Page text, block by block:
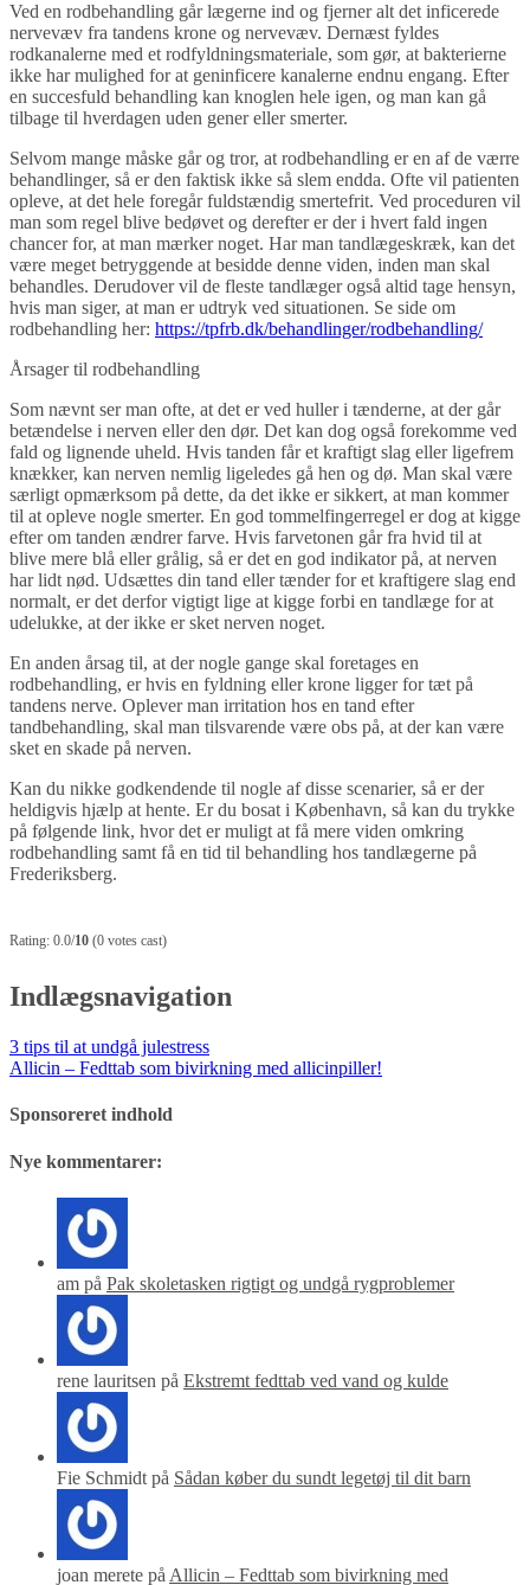
Ved en rodbehandling går lægerne ind og fjerner alt det inficerede
nervevæv fra tandens krone og nervevæv. Dernæst fyldes
rodkanalerne med et rodfyldningsmateriale, som gør, at bakterierne
ikke har mulighed for at geninficere kanalerne endnu engang. Efter
en succesfuld behandling kan knoglen hele igen, og man kan gå
tilbage til hverdagen uden gener eller smerter.
Selvom mange måske går og tror, at rodbehandling er en af de værre
behandlinger, så er den faktisk ikke så slem endda. Ofte vil patienten
opleve, at det hele foregår fuldstændig smertefrit. Ved proceduren vil
man som regel blive bedøvet og derefter er der i hvert fald ingen
chancer for, at man mærker noget. Har man tandlægeskræk, kan det
være meget betryggende at besidde denne viden, inden man skal
behandles. Derudover vil de fleste tandlæger også altid tage hensyn,
hvis man siger, at man er udtryk ved situationen. Se side om
rodbehandling her: https://tpfrb.dk/behandlinger/rodbehandling/
Årsager til rodbehandling
Som nævnt ser man ofte, at det er ved huller i tænderne, at der går
betændelse i nerven eller den dør. Det kan dog også forekomme ved
fald og lignende uheld. Hvis tanden får et kraftigt slag eller ligefrem
knækker, kan nerven nemlig ligeledes gå hen og dø. Man skal være
særligt opmærksom på dette, da det ikke er sikkert, at man kommer
til at opleve nogle smerter. En god tommelfingerregel er dog at kigge
efter om tanden ændrer farve. Hvis farvetonen går fra hvid til at
blive mere blå eller grålig, så er det en god indikator på, at nerven
har lidt nød. Udsættes din tand eller tænder for et kraftigere slag end
normalt, er det derfor vigtigt lige at kigge forbi en tandlæge for at
udelukke, at der ikke er sket nerven noget.
En anden årsag til, at der nogle gange skal foretages en
rodbehandling, er hvis en fyldning eller krone ligger for tæt på
tandens nerve. Oplever man irritation hos en tand efter
tandbehandling, skal man tilsvarende være obs på, at der kan være
sket en skade på nerven.
Kan du nikke godkendende til nogle af disse scenarier, så er der
heldigvis hjælp at hente. Er du bosat i København, så kan du trykke
på følgende link, hvor det er muligt at få mere viden omkring
rodbehandling samt få en tid til behandling hos tandlægerne på
Frederiksberg.
Rating: 0.0/10 (0 votes cast)
Indlægsnavigation
3 tips til at undgå julestress
Allicin – Fedttab som bivirkning med allicinpiller!
Sponsoreret indhold
Nye kommentarer:
am på Pak skoletasken rigtigt og undgå rygproblemer
rene lauritsen på Ekstremt fedttab ved vand og kulde
Fie Schmidt på Sådan køber du sundt legetøj til dit barn
joan merete på Allicin – Fedttab som bivirkning med